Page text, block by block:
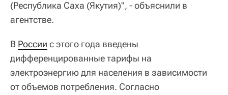
(Республика Саха (Якутия)", - объяснили в
агентстве.
В России с этого года введены
дифференцированные тарифы на
электроэнергию для населения в зависимости
от объемов потребления. Согласно